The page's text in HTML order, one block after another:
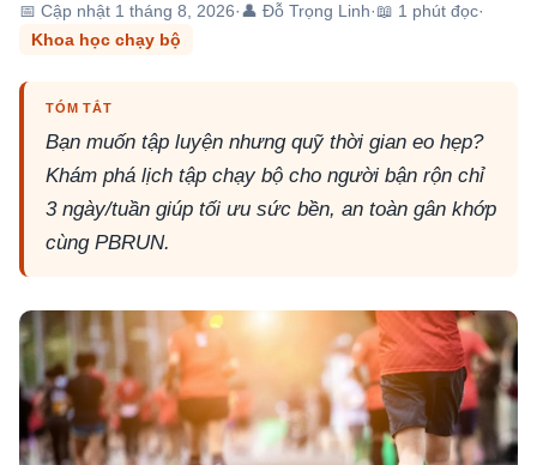
📅 Cập nhật 1 tháng 8, 2026·👤 Đỗ Trọng Linh·📖 1 phút đọc·
Khoa học chạy bộ
TÓM TẮT
Bạn muốn tập luyện nhưng quỹ thời gian eo hẹp?
Khám phá lịch tập chạy bộ cho người bận rộn chỉ
3 ngày/tuần giúp tối ưu sức bền, an toàn gân khớp
cùng PBRUN.